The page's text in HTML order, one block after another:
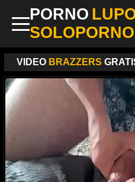
PORNO
VIDEO BRAZZERS